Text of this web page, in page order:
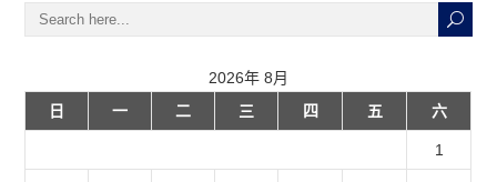
2026年 8月
日
一 二 三 四 五 六
1